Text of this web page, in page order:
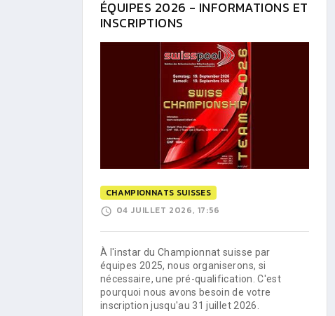
ÉQUIPES 2026 - INFORMATIONS ET
INSCRIPTIONS
CHAMPIONNATS SUISSES
04 JUILLET 2026, 17:56
À l'instar du Championnat suisse par
équipes 2025, nous organiserons, si
nécessaire, une pré-qualification. C'est
pourquoi nous avons besoin de votre
inscription jusqu'au 31 juillet 2026.